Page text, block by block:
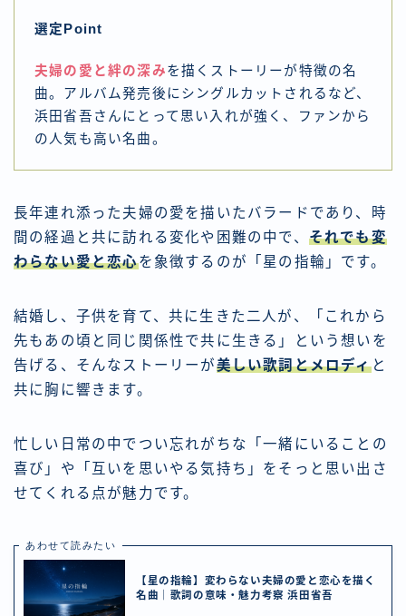
選定Point
夫婦の愛と絆の深みを描くストーリーが特徴の名
曲。アルバム発売後にシングルカットされるなど、
浜田省吾さんにとって思い入れが強く、ファンから
の人気も高い名曲。
長年連れ添った夫婦の愛を描いたバラードであり、時
間の経過と共に訪れる変化や困難の中で、 それでも変
わらない愛と恋心を象徴するのが「星の指輪」です。
結婚し、子供を育て、共に生きた二人が、「これから
先もあの頃と同じ関係性で共に生きる」という想いを
告げる、そんなストーリーが美しい歌詞とメロディと
共に胸に響きます。
忙しい日常の中でつい忘れがちな「一緒にいることの
喜び」や「互いを思いやる気持ち」をそっと思い出さ
せてくれる点が魅力です。
あわせて読みたい
【星の指輪】変わらない夫婦の愛と恋心を描く
名曲｜歌詞の意味・魅力考察 浜田省吾